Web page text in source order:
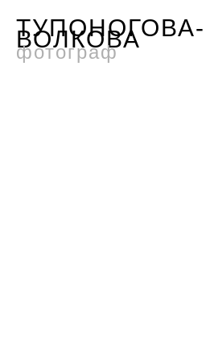
ТУПОНОГОВА-
ВОЛКОВА
фотограф